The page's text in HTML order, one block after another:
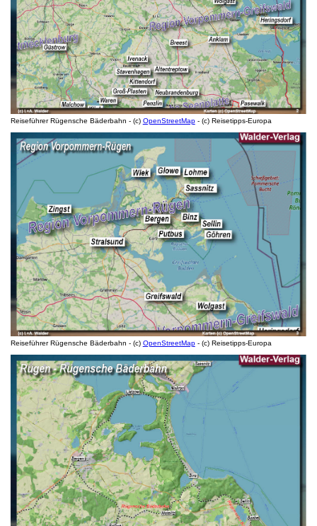
Reiseführer Rügensche Bäderbahn - (c) OpenStreetMap- (c) Reisetipps-Europa
Reiseführer Rügensche Bäderbahn - (c) OpenStreetMap- (c) Reisetipps-Europa